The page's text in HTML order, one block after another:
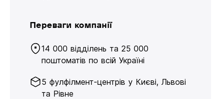
Переваги компанії
14 000 відділень та 25 000
поштоматів по всій Україні
5 фулфілмент-центрів у Києві, Львові
та Рівне